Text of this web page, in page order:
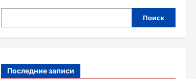
Поиск
Последние записи